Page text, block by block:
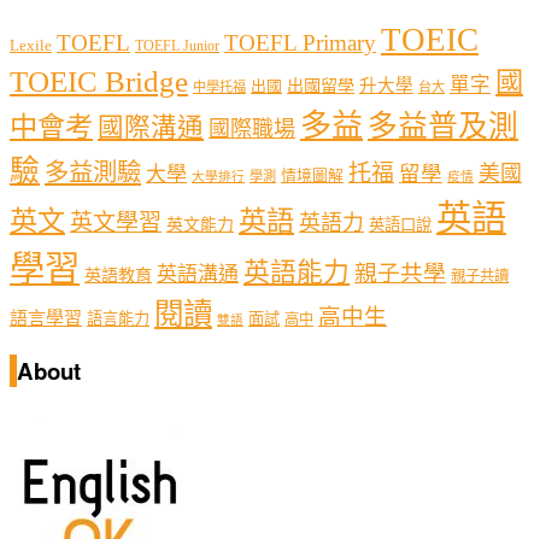
Lexile TOEFL TOEFL Junior TOEFL PrimaryTOEIC
TOEIC Bridge 中學托福 出國 出國留學 升大學 台大 單字 國
中會考 國際溝通 國際職場 多益 多益普及測
驗 多益測驗 大學 大學排行 學測 情境圖解 托福 留學 疫情 美國
英文 英文學習 英文能力 英語 英語力 英語口說 英語
學習 英語教育 英語溝通 英語能力 親子共學 親子共讀
語言學習 語言能力 閱讀 雙語 面試 高中 高中生
About